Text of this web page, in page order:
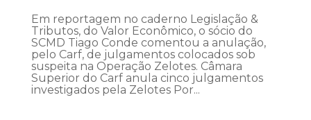
Em reportagem no caderno Legislação &
Tributos, do Valor Econômico, o sócio do
SCMD Tiago Conde comentou a anulação,
pelo Carf, de julgamentos colocados sob
suspeita na Operação Zelotes. Câmara
Superior do Carf anula cinco julgamentos
investigados pela Zelotes Por...